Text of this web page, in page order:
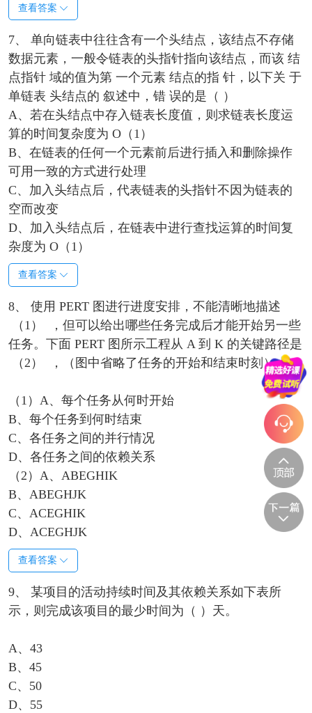
查看答案
7、 单向链表中往往含有一个头结点，该结点不存储
数据元素，一般令链表的头指针指向该结点，而该 结
点指针 域的值为第 一个元素 结点的指 针，以下关 于
单链表 头结点的 叙述中，错 误的是（ ）
A、若在头结点中存入链表长度值，则求链表长度运
算的时间复杂度为 O（1）
B、在链表的任何一个元素前后进行插入和删除操作
可用一致的方式进行处理
C、加入头结点后，代表链表的头指针不因为链表的
空而改变
D、加入头结点后，在链表中进行查找运算的时间复
杂度为 O（1）
查看答案
8、 使用 PERT 图进行进度安排，不能清晰地描述
（1） ，但可以给出哪些任务完成后才能开始另一些
任务。下面 PERT 图所示工程从 A 到 K 的关键路径是
（2） ，（图中省略了任务的开始和结束时刻）。
（1）A、每个任务从何时开始
B、每个任务到何时结束
C、各任务之间的并行情况
D、各任务之间的依赖关系
（2）A、ABEGHIK
B、ABEGHJK
C、ACEGHIK
D、ACEGHJK
查看答案
9、 某项目的活动持续时间及其依赖关系如下表所
示，则完成该项目的最少时间为（ ）天。
A、43
B、45
C、50
D、55